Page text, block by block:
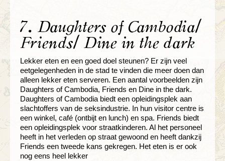
7. Daughters of Cambodia/
Friends/ Dine in the dark
Lekker eten en een goed doel steunen? Er zijn veel
eetgelegenheden in de stad te vinden die meer doen dan
alleen lekker eten serveren. Een aantal voorbeelden zijn
Daughters of Cambodia, Friends en Dine in the dark.
Daughters of Cambodia biedt een opleidingsplek aan
slachtoffers van de seksindustrie. In hun visitor centre is
een winkel, café (ontbijt en lunch) en spa. Friends biedt
een opleidingsplek voor straatkinderen. Al het personeel
heeft in het verleden op straat gewoond en heeft dankzij
Friends een tweede kans gekregen. Het eten is er ook
nog eens heel lekker